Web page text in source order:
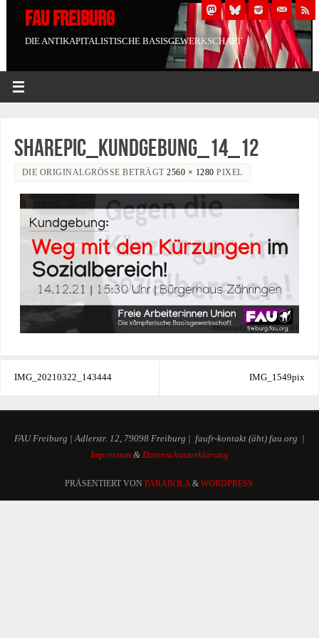
FAU FREIBURG
DIE ANTIKAPITALISTISCHE BASISGEWERKSCHAFT
Sharepic_Kundgebung_14_12
DIE ORIGINALGRÖSSE BETRÄGT 2560 × 1280 PIXEL
IMG_20210322_143444 IMG_1549pix
FAU Freiburg | Adlerstr. 12, 79098 Freiburg | faufr-kontakt (äht) fau.org |
Impressum & Datenschutzerklärung
PRÄSENTIERT VON PARABOLA& WORDPRESS.